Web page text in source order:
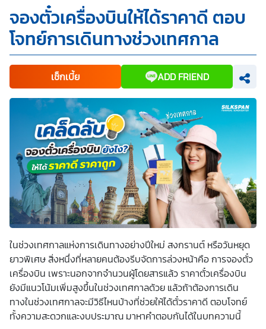
ข้าพเจ้ารับทราบนโยบายคุ้มครองข้อมูลส่วนบุคคล และยินยอมให้
บริษัท SILKSPAN อินชัวรันซ์ โบรกเกอร์เรจ จำกัด รวมถึงบริษัท
ในเครือที่เกี่ยวข้องกัน ตลอดจนคู่ค้าทางธุรกิจและ/หรือ
พันธมิตรของบริษัทเหล่านี้ สามารถเก็บ ใช้ และ/หรือ เปิดเผย
ข้อมูลส่วนบุคคลและข้อมูลส่วนบุคคลที่มีความอ่อนไหวของ
ข้าพเจ้า เพื่อวัตถุประสงค์ในการดำเนินการติดต่อและนำเสนอ
ข้อมูลสำหรับการขายผลิตภัณฑ์ การจัดทำรายการส่งเสริมการ
ขายและการตลาด แจ้งสิทธิประโยชน์หรือข่าวสารต่างๆ แจ้ง
ข้อมูลเกี่ยวกับผลิตภัณฑ์ หรือกรมธรรม์ประกันภัย การใช้ข้อมูล
เพื่อพัฒนาผลิตภัณฑ์หรือบริการต่างๆ หรือเพื่อกิจกรรมอื่นๆ
ท่านสามารถอ่านรายละเอียดนโยบายคุ้มครองข้อมูลส่วนบุคคล
และสิทธิของเจ้าของข้อมูลส่วนบุคคลได้ที่เว็บไซต์คำประกาศ
เกี่ยวกับความเป็นส่วนตัวก่อนให้ความยินยอม ทั้งนี้ ก่อนการ
แสดงเจตนา ข้าพเจ้าได้อ่านรายละเอียดจากเอกสารชี้แจงข้อมูล
หรือได้รับคำอธิบายจากหน่วยงานถึงวัตถุประสงค์ในการเก็บ
รวบรวม ใช้หรือเปิดเผยข้อมูลส่วนบุคคล (“ประมวลผลข้อมูล
ส่วนบุคคล”) และมีความเข้าใจดีแล้ว ข้าพเจ้าให้ความยินยอมหรือ
ปฏิเสธไม่ให้ความยินยอมในเอกสารนี้ด้วยความสมัครใจ
ปราศจากการบังคับหรือชักจูง และข้าพเจ้าทราบว่าข้าพเจ้า
สามารถถอนความยินยอมนี้เสียเมื่อใดก็ได้ เว้นแต่ในกรณีมีข้อ
จำกัดสิทธิตามกฎหมายหรือยังมีสัญญาระหว่างข้าพเจ้ากับ
สถาบันที่ให้ประโยชน์แก่ข้าพเจ้าอยู่ กรณีที่ข้าพเจ้าประสงค์จะไม่
ให้ความยินยอม ข้าพเจ้าเข้าใจและยอมรับว่า การไม่ให้ความ
ยินยอมจะมีผลทำให้ข้าพเจ้า (เช่น ข้าพเจ้าอาจได้รับความสะดวก
การใช้งานบางอย่างได้ เป็นต้น) และข้าพเจ้าทราบว่าการถอน
ความยินยอมดังกล่าว ไม่มีผลกระทบต่อการประมวลผลข้อมูล
ส่วนบุคคลที่ได้ดำเนินการเสร็จสิ้นไปแล้วก่อนการถอนความ
ยินยอม โดยข้าพเจ้าให้ถือเอาการกดเลือก “ให้ความยินยอม” ใน
ช่องสนทนา เป็นการแสดงเจตนายินยอมของข้าพเจ้าแทนการ
ลงลายมือชื่อเป็นหลักฐาน
จองตั๋วเครื่องบินให้ได้ราคาดี ตอบ
โจทย์การเดินทางช่วงเทศกาล
เช็กเบี้ย ADD FRIEND
ในช่วงเทศกาลแห่งการเดินทางอย่างปีใหม่ สงกรานต์ หรือวันหยุด
ยาวพิเศษ สิ่งหนึ่งที่หลายคนต้องรีบจัดการล่วงหน้าคือ การจองตั๋ว
เครื่องบิน เพราะนอกจากจำนวนผู้โดยสารแล้ว ราคาตั๋วเครื่องบิน
ยังมีแนวโน้มเพิ่มสูงขึ้นในช่วงเทศกาลด้วย แล้วถ้าต้องการเดิน
ทางในช่วงเทศกาลจะมีวิธีไหนบ้างที่ช่วยให้ได้ตั๋วราคาดี ตอบโจทย์
ทั้งความสะดวกและงบประมาณ มาหาคำตอบกันได้ในบทความนี้